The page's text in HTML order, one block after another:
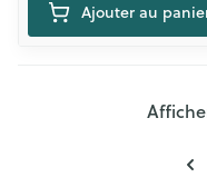
Ajouter au